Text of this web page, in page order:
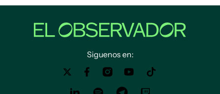
Siguenos en: